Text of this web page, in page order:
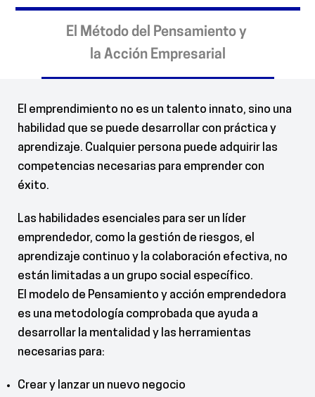
El Método del Pensamiento y
la Acción Empresarial
El emprendimiento no es un talento innato, sino una
habilidad que se puede desarrollar con práctica y
aprendizaje. Cualquier persona puede adquirir las
competencias necesarias para emprender con
éxito.
Las habilidades esenciales para ser un líder
emprendedor, como la gestión de riesgos, el
aprendizaje continuo y la colaboración efectiva, no
están limitadas a un grupo social específico.
El modelo de Pensamiento y acción emprendedora
es una metodología comprobada que ayuda a
desarrollar la mentalidad y las herramientas
necesarias para:
Crear y lanzar un nuevo negocio